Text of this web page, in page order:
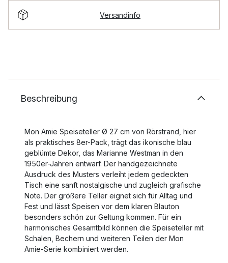
Versandinfo
Beschreibung
Mon Amie Speiseteller Ø 27 cm von Rörstrand, hier
als praktisches 8er-Pack, trägt das ikonische blau
geblümte Dekor, das Marianne Westman in den
1950er-Jahren entwarf. Der handgezeichnete
Ausdruck des Musters verleiht jedem gedeckten
Tisch eine sanft nostalgische und zugleich grafische
Note. Der größere Teller eignet sich für Alltag und
Fest und lässt Speisen vor dem klaren Blauton
besonders schön zur Geltung kommen. Für ein
harmonisches Gesamtbild können die Speiseteller mit
Schalen, Bechern und weiteren Teilen der Mon
Amie-Serie kombiniert werden.